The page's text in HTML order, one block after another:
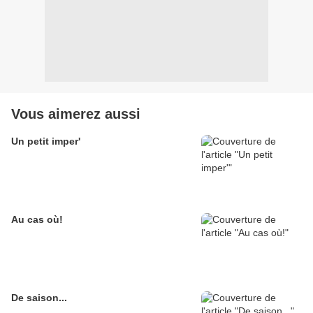
Vous aimerez aussi
Un petit imper'
Au cas où!
De saison...